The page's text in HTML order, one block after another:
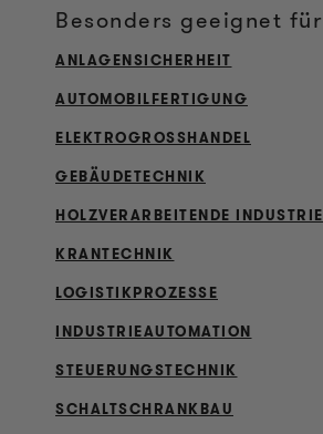
Besonders geeignet für
ANLAGENSICHERHEIT
AUTOMOBILFERTIGUNG
ELEKTROGROSSHANDEL
GEBÄUDETECHNIK
HOLZVERARBEITENDE INDUSTRIE
KRANTECHNIK
LOGISTIKPROZESSE
INDUSTRIEAUTOMATION
STEUERUNGSTECHNIK
SCHALTSCHRANKBAU